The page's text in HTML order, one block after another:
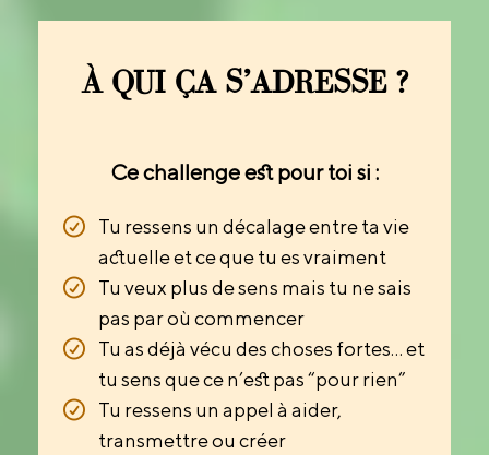
À QUI ÇA S’ADRESSE ?
Ce challenge est pour toi si :
Tu ressens un décalage entre ta vie
actuelle et ce que tu es vraiment
Tu veux plus de sens mais tu ne sais
pas par où commencer
Tu as déjà vécu des choses fortes… et
tu sens que ce n’est pas “pour rien”
Tu ressens un appel à aider,
transmettre ou créer